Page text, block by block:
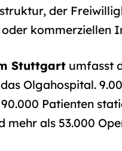
der
kommerziellen
Stuttgart umfasst
Olgahospital.
Patienten
mehr als 53.000